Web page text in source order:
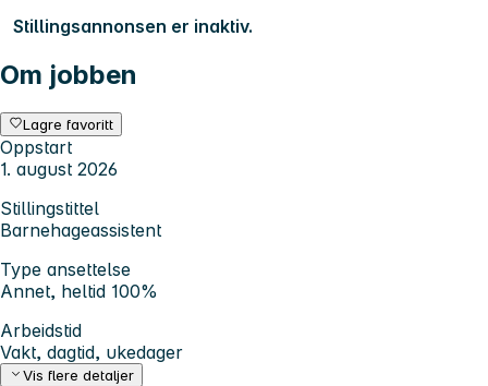
Stillingsannonsen er inaktiv.
Om jobben
Lagre favoritt
Oppstart
1. august 2026
Stillingstittel
Barnehageassistent
Type ansettelse
Annet, heltid 100%
Arbeidstid
Vakt, dagtid, ukedager
Vis flere detaljer